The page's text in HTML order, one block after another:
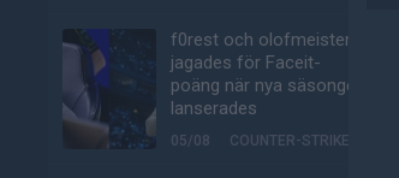
f0rest och olofmeister
jagades för Faceit-
poäng när nya säsongen
lanserades
05/08 COUNTER-STRIKE